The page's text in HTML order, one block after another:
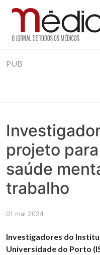
to
Jornal Médico
Médico – O Jornal de
realmente contam! Tudo o
PUB
projeto
saúde
trabalho
01 mai 2024
Investigadores do
Universidade do Porto